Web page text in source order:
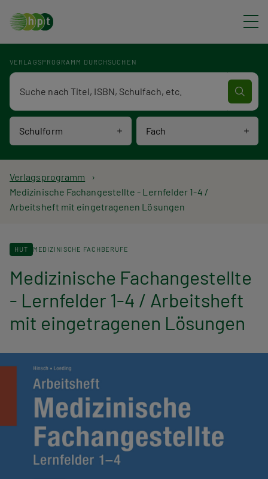
VERLAGSPROGRAMM DURCHSUCHEN
Schulform Fach
Verlagsprogramm Volltextsuche
P
f
d
n
a
v
i
g
t
Verlagsprogramm
Medizinische Fachangestellte - Lernfelder 1-4 /
Arbeitsheft mit eingetragenen Lösungen
HUT MEDIZINISCHE FACHBERUFE
Medizinische Fachangestellte
- Lernfelder 1-4 / Arbeitsheft
mit eingetragenen Lösungen